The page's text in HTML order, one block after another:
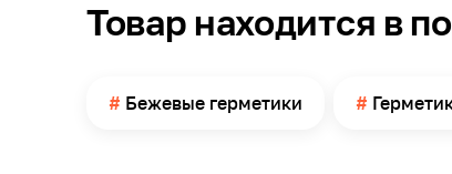
Срок годности
Толщина
Товар находится в
Бежевые герметики